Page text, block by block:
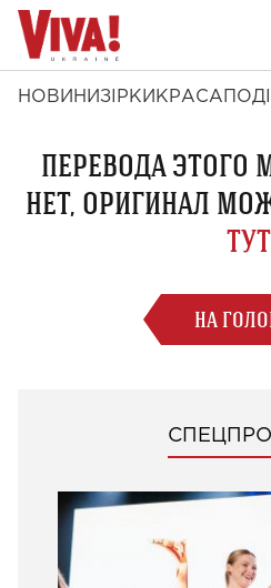
НОВИНИ ЗІРКИ КРАСА ПОДІЇ
ПЕРЕВОДА ЭТОГО
НЕТ, ОРИГИНАЛ
ТУТ
НА